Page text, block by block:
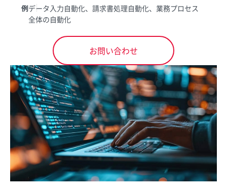
例データ入力自動化、請求書処理自動化、業務プロセス
全体の自動化
お問い合わせ